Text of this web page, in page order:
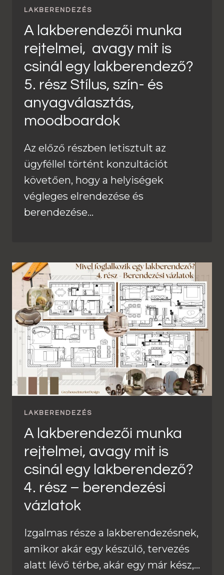
LAKBERENDEZÉS
A lakberendezői munka
rejtelmei, avagy mit is
csinál egy lakberendező?
5. rész Stílus, szín- és
anyagválasztás,
moodboardok
Az előző részben letisztult az
ügyféllel történt konzultációt
követően, hogy a helyiségek
végleges elrendezése és
berendezése…
LAKBERENDEZÉS
A lakberendezői munka
rejtelmei, avagy mit is
csinál egy lakberendező?
4. rész – berendezési
vázlatok
Izgalmas része a lakberendezésnek,
amikor akár egy készülő, tervezés
alatt lévő térbe, akár egy már kész,…